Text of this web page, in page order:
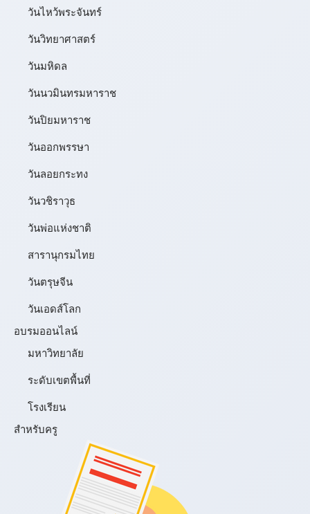
วันไหว้พระจันทร์​
วันวิทยาศาสตร์
วันมหิดล
วันนวมินทรมหาราช
วันปิยมหาราช
วันออกพรรษา
วันลอยกระทง
วันวชิราวุธ
วันพ่อแห่งชาติ
สารานุกรมไทย
วันตรุษจีน
วันเอดส์โลก
อบรมออนไลน์
มหาวิทยาลัย
ระดับเขตพื้นที่
โรงเรียน
สำหรับครู